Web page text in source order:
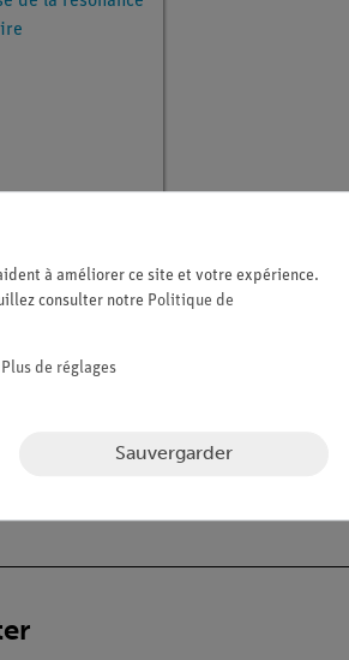
de la
à améliorer ce site et votre expérience.
consulter notre Politique de
Plus de réglages
Sauvergarder